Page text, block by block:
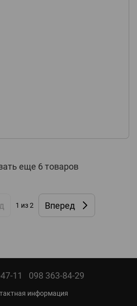
еще 6 товаров
1 из 2 Вперед
11 098 363-84-29
информация